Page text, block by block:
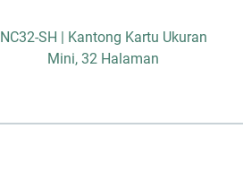
NC32-SH | Kantong Kartu Ukuran
Mini, 32 Halaman